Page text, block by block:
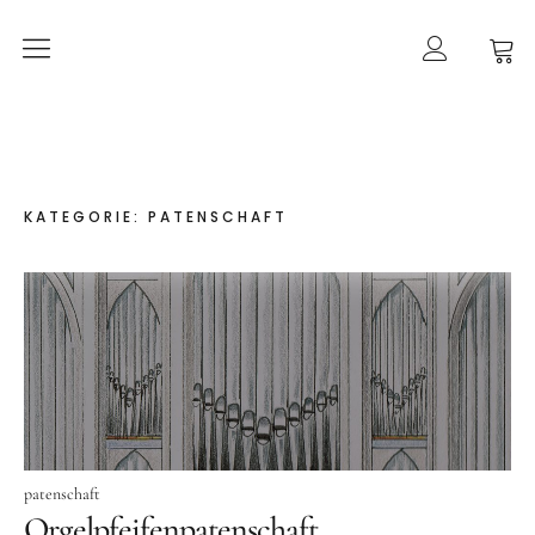
März 2021 –
der Orgeleinbau
April 2021 –
der Orgeleinbau
April 2021 –
die Intonation
Geschichte
KATEGORIE: PATENSCHAFT
patenschaft